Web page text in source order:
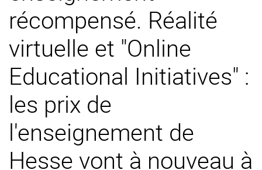
récompensé. Réalité
virtuelle et "Online
Educational Initiatives" :
les prix de
l'enseignement de
Hesse vont à nouveau à